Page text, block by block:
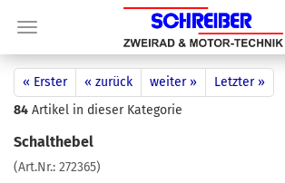
« Erster « zurück weiter »
Letzter »
84 Artikel in dieser Kategorie
Schalthebel
(Art.Nr.: 272365)